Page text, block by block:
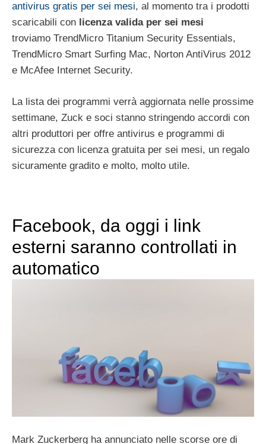
antivirus gratis per sei mesi, al momento tra i prodotti
scaricabili con licenza valida per sei mesi
troviamo TrendMicro Titanium Security Essentials,
TrendMicro Smart Surfing Mac, Norton AntiVirus 2012
e McAfee Internet Security.
La lista dei programmi verrà aggiornata nelle prossime
settimane, Zuck e soci stanno stringendo accordi con
altri produttori per offre antivirus e programmi di
sicurezza con licenza gratuita per sei mesi, un regalo
sicuramente gradito e molto, molto utile.
Facebook, da oggi i link
esterni saranno controllati in
automatico
Mark Zuckerberg ha annunciato nelle scorse ore di